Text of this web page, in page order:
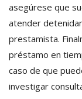
asegúrese que
atender
prestamista.
préstamo en
caso de que
investigar